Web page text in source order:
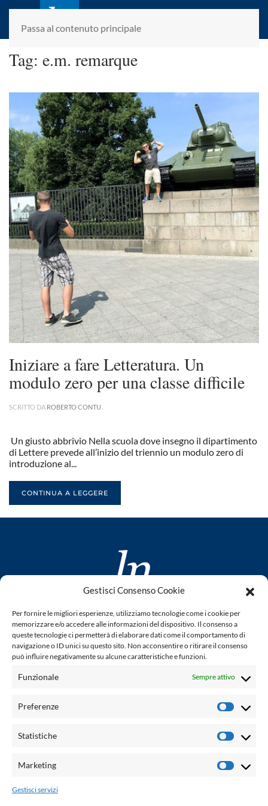
Gestisci Consenso Cookie
Per fornire le migliori esperienze, utilizziamo tecnologie come i cookie per
memorizzare e/o accedere alle informazioni del dispositivo. Il consenso a
queste tecnologie ci permetterà di elaborare dati come il comportamento di
navigazione o ID unici su questo sito. Non acconsentire o ritirare il consenso
può influire negativamente su alcune caratteristiche e funzioni.
Funzionale Sempre attivo
Preferenze
Statistiche
Marketing
Gestisci servizi
Passa al contenuto principale
laletteraturaenoi.it
fondato da Romano Luperini
Tag: e.m. remarque
Iniziare a fare Letteratura. Un
modulo zero per una classe difficile
SCRITTO DA ROBERTO CONTU
Un giusto abbrivio Nella scuola dove insegno il dipartimento
di Lettere prevede all’inizio del triennio un modulo zero di
introduzione al...
CONTINUA A LEGGERE
www.laletteraturaenoi.it
fondato da Romano Luperini
Questo blog non rappresenta una testata giornalistica in
quanto viene aggiornato senza alcuna periodicità. Non può
legge n° 62 del 7.03.2001. L'autore non è responsabile per
email: